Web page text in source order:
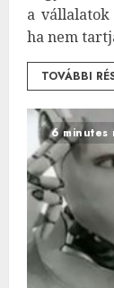
a
ha nem
TOVÁBBI
6 minutes